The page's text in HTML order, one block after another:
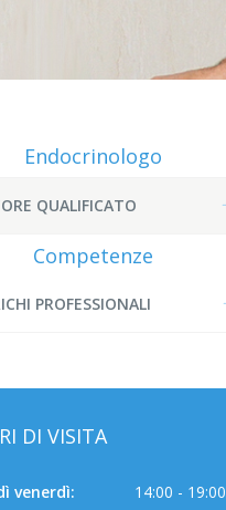
Endocrinologo
QUALIFICATO
Competenze
PROFESSIONALI
DI VISITA
venerdì: 14:00 - 19:00